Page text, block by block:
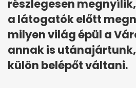
részlegesen
a látogatók előtt
milyen világ épül a
annak is
külön belépőt váltani.